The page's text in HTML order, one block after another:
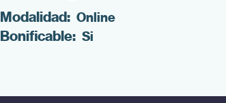
Modalidad: Online
Bonificable: Si